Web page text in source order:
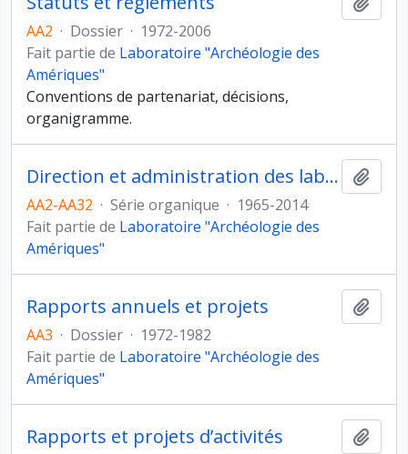
AA2 · Dossier · 1972-2006
Fait partie de Laboratoire "Archéologie des
Amériques"
Conventions de partenariat, décisions,
organigramme.
Direction et administration des laboratoires
AA2-AA32 · Série organique · 1965-2014
Fait partie de Laboratoire "Archéologie des
Amériques"
Rapports annuels et projets
AA3 · Dossier · 1972-1982
Fait partie de Laboratoire "Archéologie des
Amériques"
Rapports et projets d’activités